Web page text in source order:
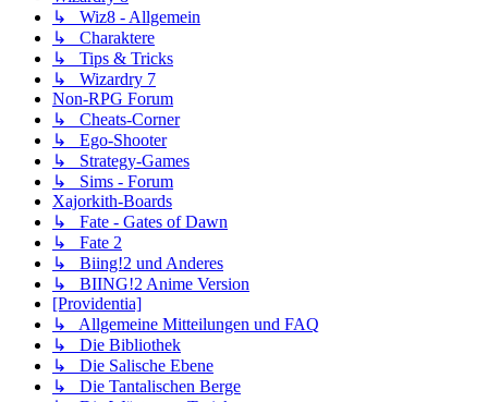
↳ Wiz8 - Allgemein
↳ Charaktere
↳ Tips & Tricks
↳ Wizardry 7
Non-RPG Forum
↳ Cheats-Corner
↳ Ego-Shooter
↳ Strategy-Games
↳ Sims - Forum
Xajorkith-Boards
↳ Fate - Gates of Dawn
↳ Fate 2
↳ Biing!2 und Anderes
↳ BIING!2 Anime Version
[Providentia]
↳ Allgemeine Mitteilungen und FAQ
↳ Die Bibliothek
↳ Die Salische Ebene
↳ Die Tantalischen Berge